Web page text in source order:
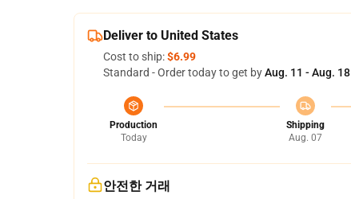
Deliver to United States
Cost to ship:$6.99
Standard - Order today to get byAug. 11 - Aug. 18
Production
Today
Shipping
Aug. 07
안전한 거래